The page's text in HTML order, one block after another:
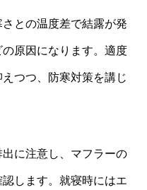
との温度差で結露が発
原因になります。適度
つつ、防寒対策を講じ
に注意し、マフラーの
します。就寝時にはエ